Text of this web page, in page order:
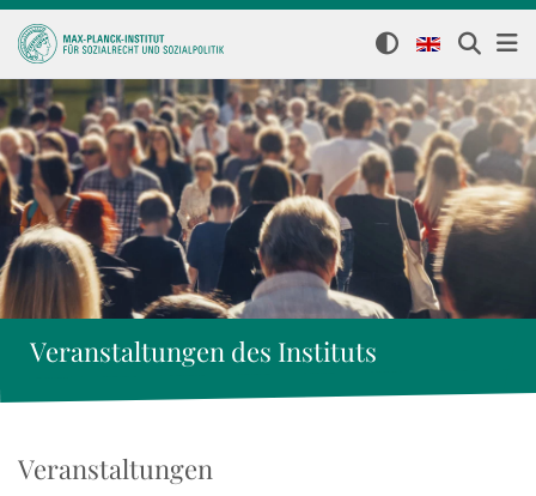
Veranstaltungen des Instituts
Veranstaltungen